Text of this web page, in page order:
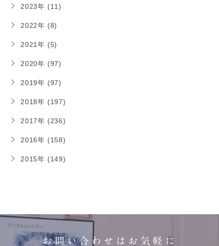
2023年 (11)
2022年 (8)
2021年 (5)
2020年 (97)
2019年 (97)
2018年 (197)
2017年 (236)
2016年 (158)
2015年 (149)
お問い合わせはお気軽に